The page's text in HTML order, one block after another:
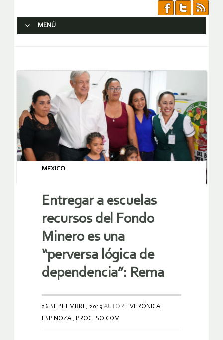
MENÚ
MEXICO
Entregar a escuelas
recursos del Fondo
Minero es una
“perversa lógica de
dependencia”: Rema
26 SEPTIEMBRE, 2019 AUTOR:
VERÓNICA
ESPINOZA , PROCESO.COM